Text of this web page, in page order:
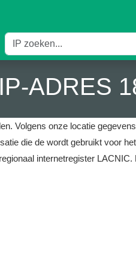
IP-ADRES
Volgens onze locatie
die de wordt gebruikt voor
internetregister LACNIC.